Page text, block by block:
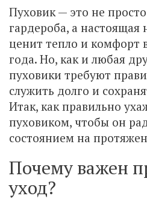
Пуховик — это не
гардероба, а настоящая
ценит тепло и комфорт
года. Но, как и любая
пуховики требуют
служить долго и
Итак, как правильно
пуховиком, чтобы он
состоянием на
Почему важен
уход?